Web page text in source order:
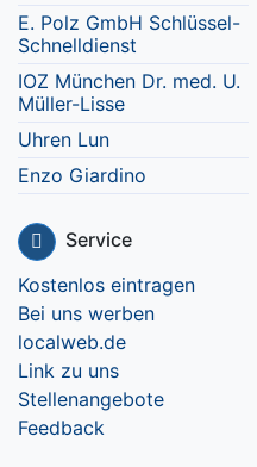
E. Polz GmbH Schlüssel-
Schnelldienst
IOZ München Dr. med. U.
Müller-Lisse
Uhren Lun
Enzo Giardino
Service
Kostenlos eintragen
Bei uns werben
localweb.de
Link zu uns
Stellenangebote
Feedback